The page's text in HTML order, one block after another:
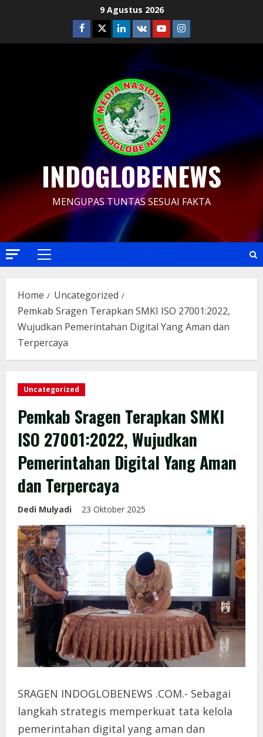
9 Agustus 2026
Facebook
TwitterLinkedin
VK YoutubeInstagram
INDOGLOBENEWS
MENGUPAS TUNTAS SESUAI FAKTA
Primary
Home
Uncategorized
Pemkab Sragen Terapkan SMKI ISO 27001:2022,
Wujudkan Pemerintahan Digital Yang Aman dan
Terpercaya
Uncategorized
Pemkab Sragen Terapkan SMKI
ISO 27001:2022, Wujudkan
Pemerintahan Digital Yang Aman
dan Terpercaya
Dedi Mulyadi 23 Oktober 2025
SRAGEN INDOGLOBENEWS .COM.- Sebagai
langkah strategis memperkuat tata kelola
pemerintahan digital yang aman dan